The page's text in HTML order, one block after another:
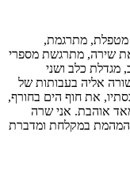
מטפלת, מתרגמת,
שירה, מתרגשת מספרי
מגדלת כלב ושני
אליה בעבותות של
את חוף הים בחורף,
אוהבת. אני שרה
במקלחת ומדברת